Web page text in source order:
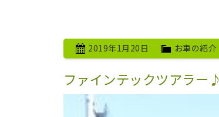
2019年1月20日 お車の紹介
ファインテックツアラー♪